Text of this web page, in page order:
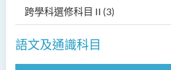
跨學科選修科目 II (3)
語文及通識科目